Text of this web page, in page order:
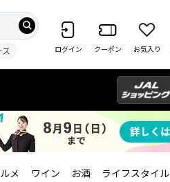
ログイン クーポン お気入り
メ ワイン お酒 ライフスタイル